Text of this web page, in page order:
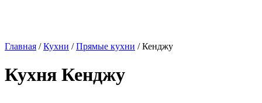
Главная /Кухни /Прямые кухни / Кенджу
Кухня Кенджу